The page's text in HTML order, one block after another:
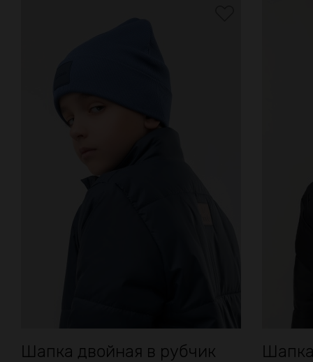
Шапка двойная в рубчик